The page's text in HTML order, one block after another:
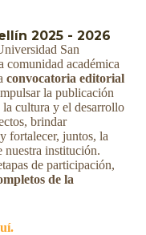
2025 - 2026
San
académica
convocatoria editorial
la publicación
cultura y el desarrollo
brindar
fortalecer, juntos, la
institución.
de participación,
de la